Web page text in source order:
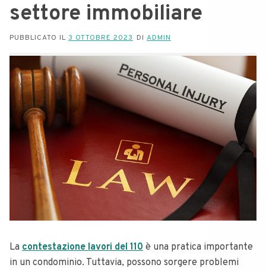
settore immobiliare
PUBBLICATO IL 3 OTTOBRE 2023 DI ADMIN
La contestazione lavori del 110 è una pratica importante
in un condominio. Tuttavia, possono sorgere problemi